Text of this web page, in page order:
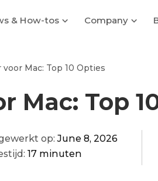
& How-tos Company
voor Mac: Top 10 Opties
Mac: Top
op:June 8, 2026
17 minuten